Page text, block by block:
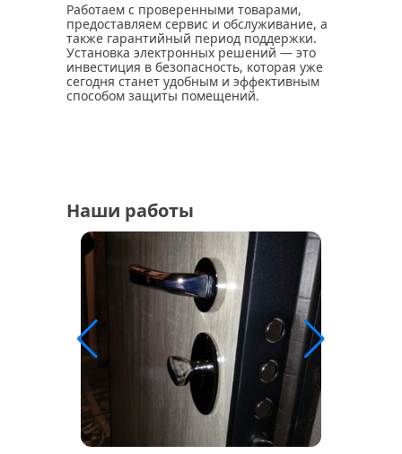
Работаем с проверенными товарами,
предоставляем сервис и обслуживание, а
также гарантийный период поддержки.
Установка электронных решений — это
инвестиция в безопасность, которая уже
сегодня станет удобным и эффективным
способом защиты помещений.
Наши работы